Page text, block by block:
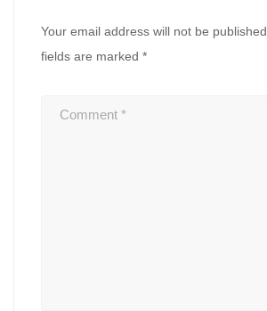
Your email address will not be published.
fields are marked *